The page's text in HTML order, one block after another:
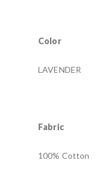
Color
LAVENDER
Fabric
100% Cotton